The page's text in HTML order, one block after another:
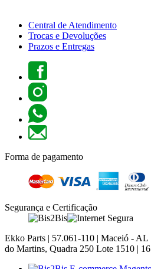
Central de Atendimento
Trocas e Devoluções
Prazos e Entregas
Forma de pagamento
Segurança e Certificação
Ekko Parts | 57.061-110 | Maceió -
do Martins, Quadra 250 Lote 1510 |